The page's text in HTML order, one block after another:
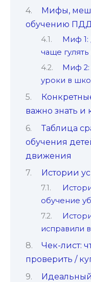
Мифы,
обучению
Миф 1:
чаще гулять
Миф 2:
уроки в
важно знать и
Таблица
обучения
движения
Истории
обучение
исправили
Чек-лист:
проверить /